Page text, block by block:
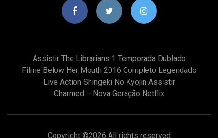
Assistir The Librarians 1 Temporada Dublado
Filme Below Her Mouth 2016 Completo Legendado
Live Action Shingeki No Kyojin Assistir
Charmed – Nova Geração Netflix
Copyright ©2026 All rights reserved